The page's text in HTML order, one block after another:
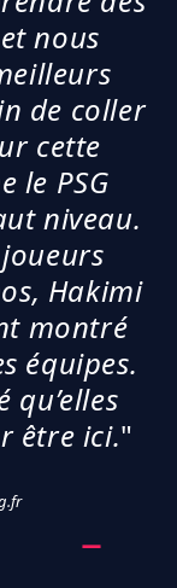
nous
de coller
cette
le PSG
niveau.
Hakimi
montré
équipes.
être ici."